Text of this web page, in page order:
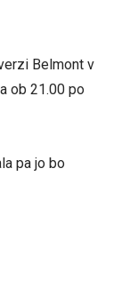
Belmont v
ob 21.00 po
pa jo bo